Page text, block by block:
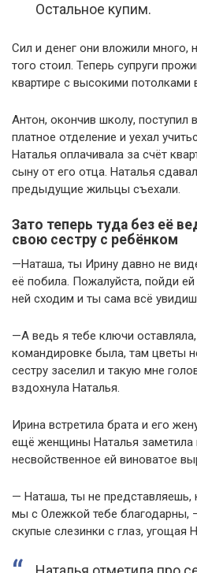
Остальное купим.
Сил и денег они вложили много,
того стоил. Теперь супруги
квартире с высокими потолками
Антон, окончив школу, поступил
платное отделение и уехал
Наталья оплачивала за счёт
сыну от его отца. Наталья
предыдущие жильцы съехали.
Зато теперь туда без её
свою сестру с ребёнком
—Наташа, ты Ирину давно не
её побила. Пожалуйста, пойди
ней сходим и ты сама всё
—А ведь я тебе ключи
командировке была, там цветы
сестру заселил и такую мне
вздохнула Наталья.
Ирина встретила брата и его
ещё женщины Наталья
несвойственное ей виноватое
— Наташа, ты не представляешь,
мы с Олежкой тебе благодарны,
скупые слезинки с глаз, угощая